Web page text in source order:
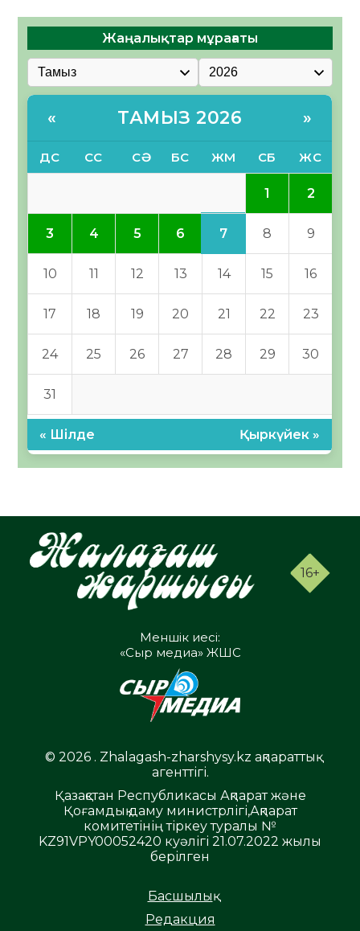
Жаңалықтар мұрағаты
« ТАМЫЗ 2026 »
ДС СС СӘ БС ЖМ СБ ЖС
1 2
3 4 5 6 7 8 9
10 11 12 13 14 15 16
17 18 19 20 21 22 23
24 25 26 27 28 29 30
31
« Шілде Қыркүйек »
16+
Меншік иесі:
«Сыр медиа» ЖШС
© 2026 . Zhalagash-zharshysy.kz ақпараттық
агенттігі.
Қазақстан Республикасы Ақпарат және
Қоғамдық даму министрлігі,Ақпарат
комитетінің тіркеу туралы №
KZ91VPY00052420 куәлігі 21.07.2022 жылы
берілген
Басшылық
Редакция